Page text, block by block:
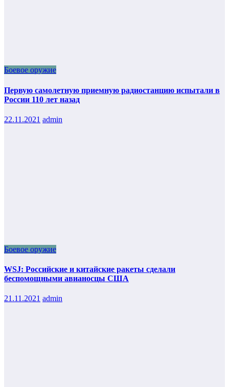
Боевое оружие
Первую самолетную приемную радиостанцию испытали в
России 110 лет назад
22.11.2021 admin
Боевое оружие
WSJ: Российские и китайские ракеты сделали
беспомощными авианосцы США
21.11.2021 admin